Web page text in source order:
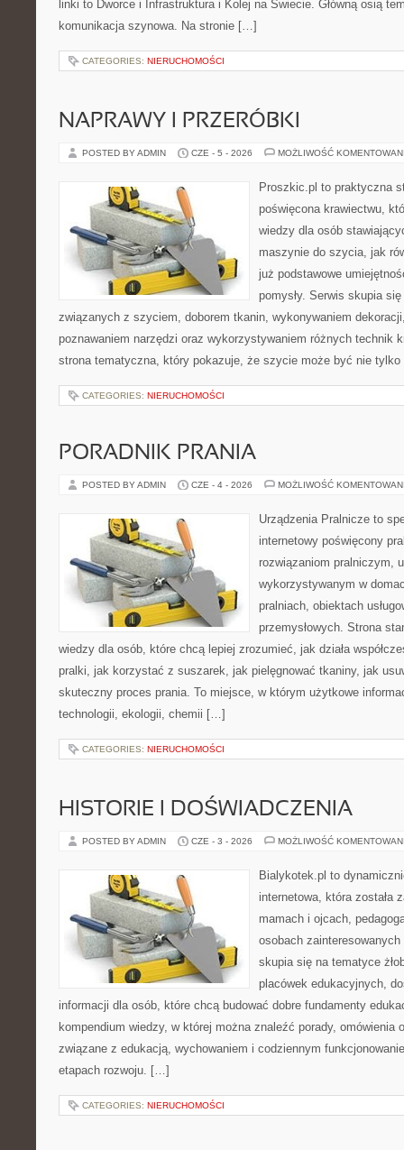
linki to Dworce i Infrastruktura i Kolej na Świecie. Główną osią
komunikacja szynowa. Na stronie […]
CATEGORIES: NIERUCHOMOŚCI
NAPRAWY I PRZERÓBKI
POSTED BY ADMIN CZE - 5 - 2026 MOŻLIWOŚĆ
Proszkic.pl to praktyczna
poświęcona krawiectwu,
wiedzy dla osób
maszynie do szycia, jak
już podstawowe
pomysły. Serwis skupia
związanych z szyciem, doborem tkanin, wykonywaniem
poznawaniem narzędzi oraz wykorzystywaniem różnych technik
strona tematyczna, który pokazuje, że szycie może być nie
CATEGORIES: NIERUCHOMOŚCI
PORADNIK PRANIA
POSTED BY ADMIN CZE - 4 - 2026 MOŻLIWOŚĆ
Urządzenia Pralnicze to
internetowy poświęcony
rozwiązaniom pralniczym,
wykorzystywanym w
pralniach, obiektach
przemysłowych. Strona
wiedzy dla osób, które chcą lepiej zrozumieć, jak działa
pralki, jak korzystać z suszarek, jak pielęgnować tkaniny, jak
skuteczny proces prania. To miejsce, w którym użytkowe
technologii, ekologii, chemii […]
CATEGORIES: NIERUCHOMOŚCI
HISTORIE I DOŚWIADCZENIA
POSTED BY ADMIN CZE - 3 - 2026 MOŻLIWOŚĆ
Bialykotek.pl to
internetowa, która została
mamach i ojcach,
osobach
skupia się na tematyce
placówek edukacyjnych,
informacji dla osób, które chcą budować dobre fundamenty
kompendium wiedzy, w której można znaleźć porady, omówienia
związane z edukacją, wychowaniem i codziennym
etapach rozwoju. […]
CATEGORIES: NIERUCHOMOŚCI